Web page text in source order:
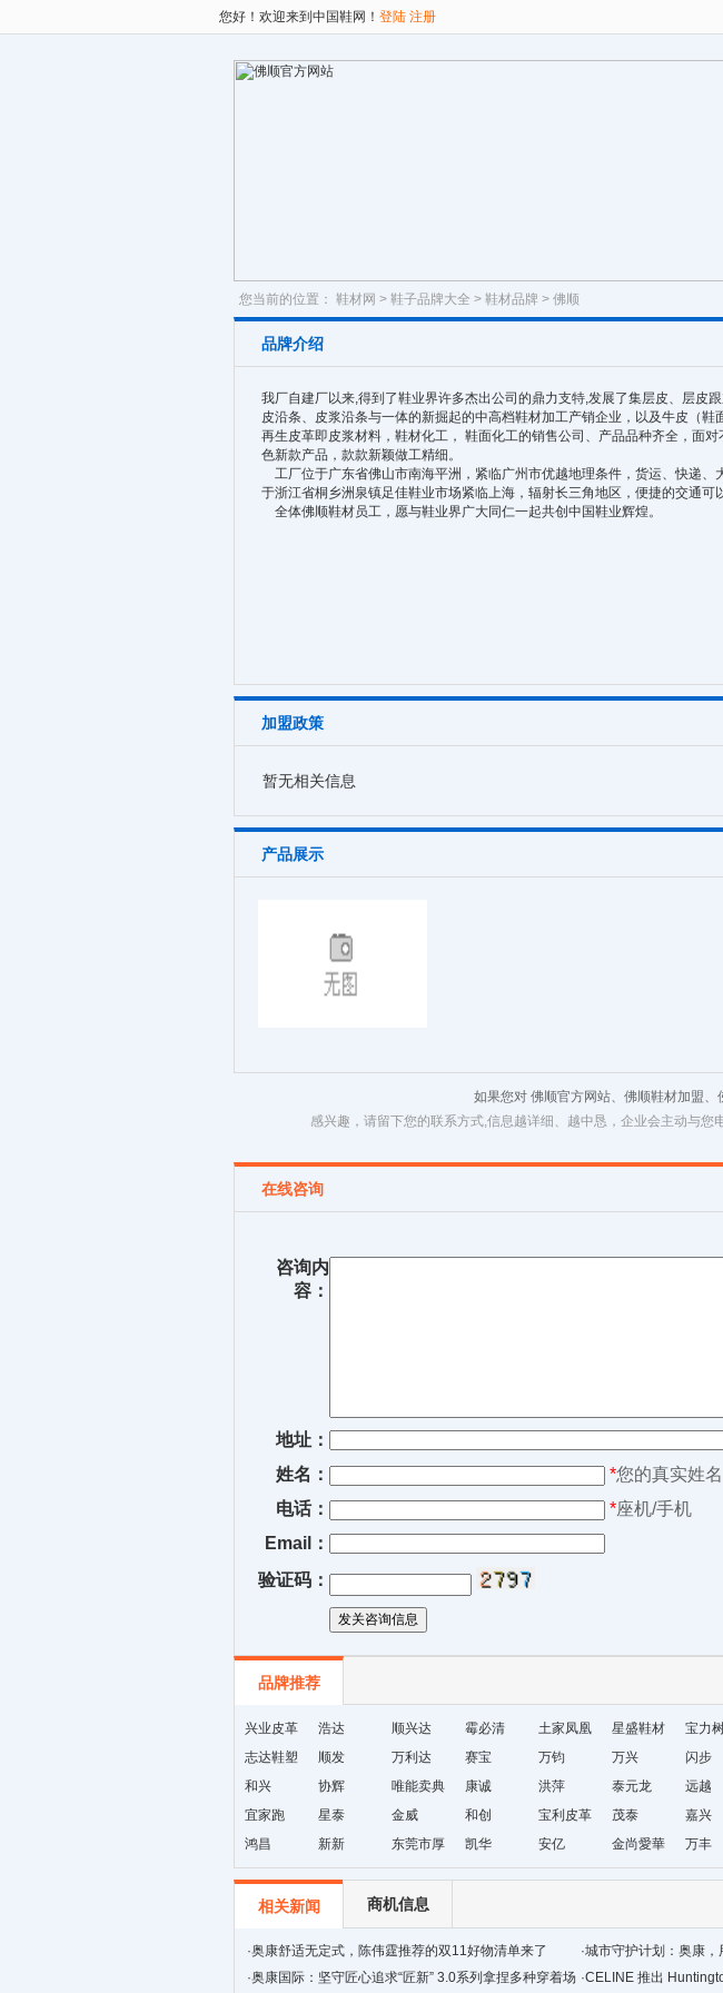
您好！欢迎来到中国鞋网！ 登陆 注册
您当前的位置： 鞋材网 > 鞋子品牌大全 > 鞋材品牌 > 佛顺
品牌介绍
我厂自建厂以来,得到了鞋业界许多杰出公司的鼎力支特,发展了集层皮、层皮
皮沿条、皮浆沿条与一体的新掘起的中高档鞋材加工产销企业，以及牛皮（鞋
再生皮革即皮浆材料，鞋材化工， 鞋面化工的销售公司、产品品种齐全，面
色新款产品，款款新颖做工精细。
工厂位于广东省佛山市南海平洲，紧临广州市优越地理条件，货运、快递、
于浙江省桐乡洲泉镇足佳鞋业市场紧临上海，辐射长三角地区，便捷的交通可
全体佛顺鞋材员工，愿与鞋业界广大同仁一起共创中国鞋业辉煌。
加盟政策
暂无相关信息
产品展示
如果您对 佛顺官方网站、佛顺鞋材加盟
感兴趣，请留下您的联系方式,信息越详细、越中恳，企业会主动与
在线咨询
咨询内
容：
地址：
姓名：
*您的真实姓名
电话：
*座机/手机
Email：
验证码：
品牌推荐
兴业皮革 浩达 顺兴达 霉必清
土家凤凰
十字绣鞋
垫厂
星盛鞋材 宝力
志达鞋塑
顺发 万利达 赛宝 万钧 万兴 闪步
和兴
协辉 唯能卖典 康诚 洪萍 泰元龙 远越
宜家跑
星泰 金威 和创 宝利皮革 茂泰 嘉兴
鸿昌
新新
东莞市厚
街天逸皮
革
凯华 安亿 金尚愛華 万丰
相关新闻 商机信息
·奥康舒适无定式，陈伟霆推荐的双11好物清单来了 ·城市守护计划：奥康
·奥康国际：坚守匠心追求“匠新” 3.0系列拿捏多种穿着场 ·CELINE 推出